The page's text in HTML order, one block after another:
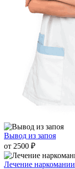
Вывод из запоя
от 2500 ₽
Лечение наркомании